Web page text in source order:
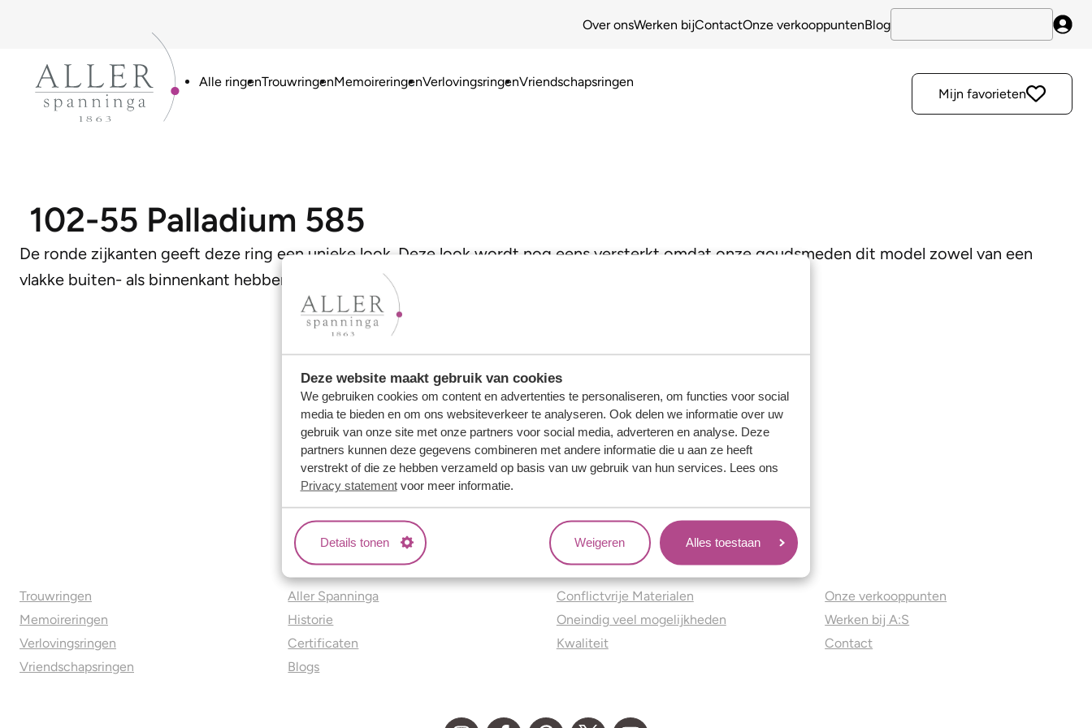
Deze website maakt gebruik van cookies
We gebruiken cookies om content en advertenties te personaliseren, om functies voor social
media te bieden en om ons websiteverkeer te analyseren. Ook delen we informatie over uw
gebruik van onze site met onze partners voor social media, adverteren en analyse. Deze
partners kunnen deze gegevens combineren met andere informatie die u aan ze heeft
verstrekt of die ze hebben verzameld op basis van uw gebruik van hun services. Lees ons
Privacy statementvoor meer informatie.
Details tonen Weigeren Alles toestaan
Over onsWerken bijContactOnze verkooppuntenBlog
Alle ringenTrouwringenMemoireringenVerlovingsringenVriendschapsringen
Mijn favorieten
102-55 Palladium 585
De ronde zijkanten geeft deze ring een unieke look. Deze look wordt nog eens versterkt omdat onze goudsmeden dit model zowel van een
vlakke buiten- als binnenkant hebben voorzien. Zo krijg je een waar juweeltje!
Trouwringen
Memoireringen
Verlovingsringen
Vriendschapsringen
Over ons
Aller Spanninga
Historie
Certificaten
Blogs
Jouw voordelen
Conflictvrije Materialen
Oneindig veel mogelijkheden
Kwaliteit
Onze verkooppunten
Werken bij A:S
Contact